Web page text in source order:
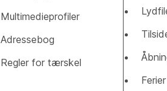
Multimedieprofiler
Adressebog
Regler for tærskel
Ferier